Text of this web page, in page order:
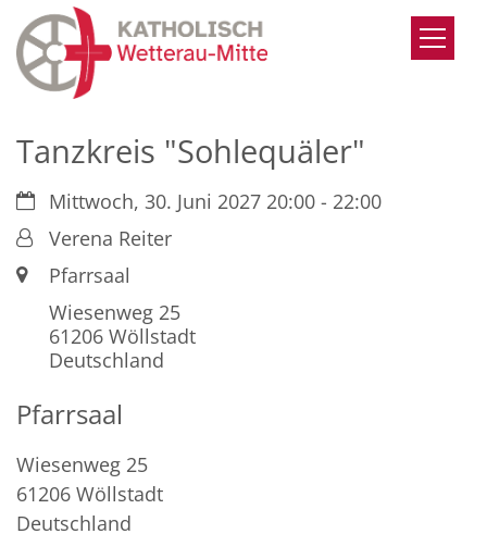
Zum Inhalt springen
Tanzkreis "Sohlequäler"
Datum:Mittwoch, 30. Juni 2027 20:00 - 22:00
Von:Verena Reiter
Ort: Pfarrsaal
Wiesenweg 25
61206 Wöllstadt
Deutschland
Pfarrsaal
Wiesenweg 25
61206 Wöllstadt
Deutschland